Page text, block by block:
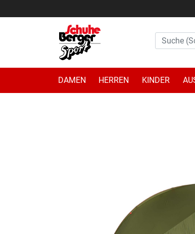
DAMEN HERREN KINDER